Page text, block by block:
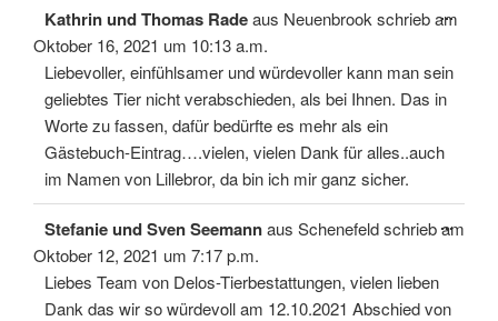
Kathrin und Thomas Radeaus Neuenbrook schrieb am
Oktober 16, 2021 um 10:13 a.m.
Liebevoller, einfühlsamer und würdevoller kann man sein
geliebtes Tier nicht verabschieden, als bei Ihnen. Das in
Worte zu fassen, dafür bedürfte es mehr als ein
Gästebuch-Eintrag….vielen, vielen Dank für alles..auch
im Namen von Lillebror, da bin ich mir ganz sicher.
...Diese
Stefanie und Sven Seemannaus Schenefeldschrieb am
Oktober 12, 2021 um 7:17 p.m.
Liebes Team von Delos-Tierbestattungen, vielen lieben
Dank das wir so würdevoll am 12.10.2021 Abschied von
...Diese